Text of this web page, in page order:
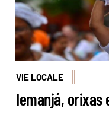
VIE LOCALE
Iemanjá, orixas